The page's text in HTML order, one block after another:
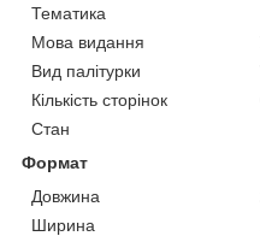
Тематика
Мова видання
Вид палітурки
Кількість сторінок
Стан
Формат
Довжина
Ширина